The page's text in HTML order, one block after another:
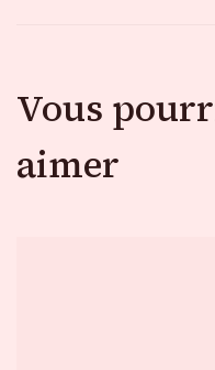
Vous
aimer